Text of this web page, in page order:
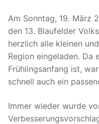
Am Sonntag, 19. März
den 13. Blaufelder
herzlich alle kleinen
Region eingeladen. Da
Frühlingsanfang ist,
schnell auch ein
Immer wieder wurde